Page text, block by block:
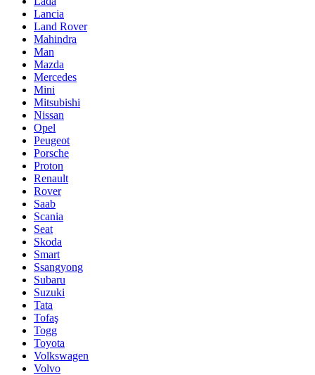
Lancia
Land Rover
Mahindra
Man
Mazda
Mercedes
Mini
Mitsubishi
Nissan
Opel
Peugeot
Porsche
Proton
Renault
Rover
Saab
Scania
Seat
Skoda
Smart
Ssangyong
Subaru
Suzuki
Tata
Tofaş
Togg
Toyota
Volkswagen
Volvo